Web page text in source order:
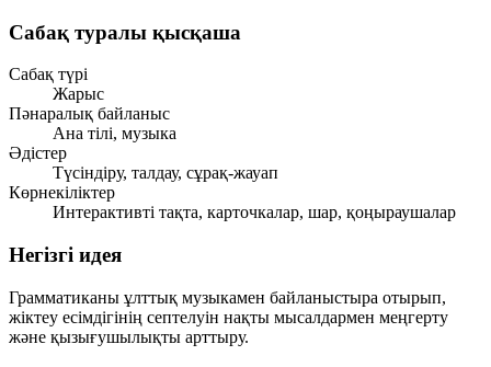
Сабақ туралы қысқаша
Сабақ түрі
Жарыс
Пәнаралық байланыс
Ана тілі, музыка
Әдістер
Түсіндіру, талдау, сұрақ-жауап
Көрнекіліктер
Интерактивті тақта, карточкалар, шар, қоңыраушалар
Негізгі идея
Грамматиканы ұлттық музыкамен байланыстыра отырып,
жіктеу есімдігінің септелуін нақты мысалдармен меңгерту
және қызығушылықты арттыру.